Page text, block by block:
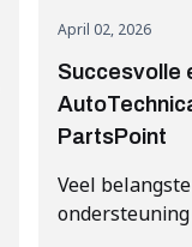
April 02, 2026
Succesvolle
PartsPoint
Veel